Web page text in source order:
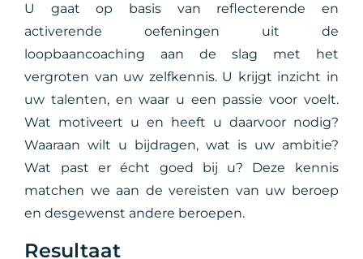
U gaat op basis van reflecterende en
activerende oefeningen uit de
loopbaancoaching aan de slag met het
vergroten van uw zelfkennis. U krijgt inzicht in
uw talenten, en waar u een passie voor voelt.
Wat motiveert u en heeft u daarvoor nodig?
Waaraan wilt u bijdragen, wat is uw ambitie?
Wat past er écht goed bij u? Deze kennis
matchen we aan de vereisten van uw beroep
en desgewenst andere beroepen.
Resultaat